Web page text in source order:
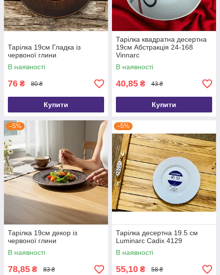
Тарілка 19см Гладка із
червоної глини
В наявності
76 ₴ 80 ₴
Купити
Тарілка квадратна десертна
19см Абстракція 24-168
Vinnarc
В наявності
40,85 ₴ 43 ₴
Купити
–5%
Тарілка 19см декор із
червоної глини
В наявності
78,85 ₴ 83 ₴
–5%
Тарілка десертна 19.5 см
Luminarc Cadix 4129
В наявності
55,10 ₴ 58 ₴